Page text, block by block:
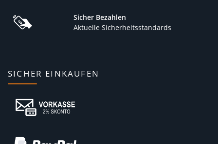
Sicher Bezahlen
Aktuelle Sicherheitsstandards
SICHER EINKAUFEN